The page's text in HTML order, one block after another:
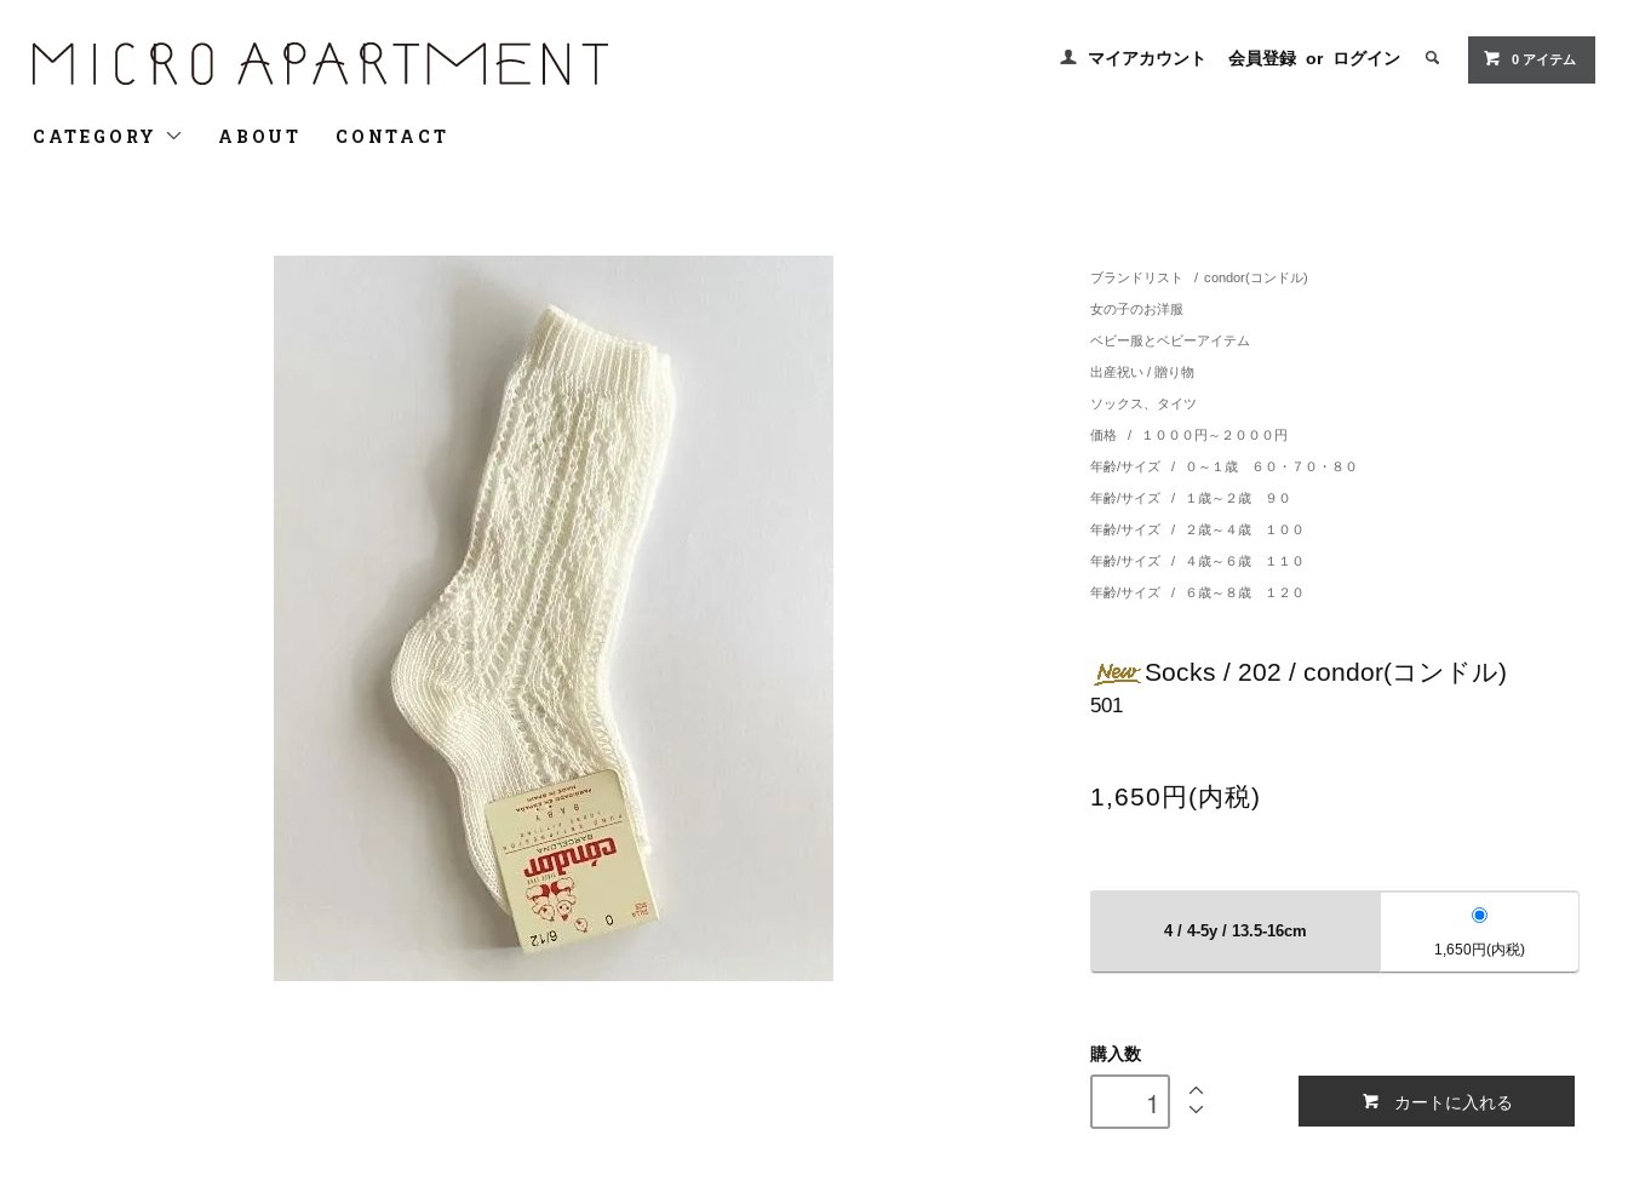
マイアカウント 会員登録 or ログイン 0 アイテム
CATEGORY ABOUT CONTACT
ブランドリスト / condor(コンドル)
女の子のお洋服
ベビー服とベビーアイテム
出産祝い / 贈り物
ソックス、タイツ
価格 / １０００円～２０００円
年齢/サイズ / ０～１歳 ６０・７０・８０
年齢/サイズ / １歳～２歳 ９０
年齢/サイズ / ２歳～４歳 １００
年齢/サイズ / ４歳～６歳 １１０
年齢/サイズ / ６歳～８歳 １２０
Socks / 202 / condor(コンドル)
501
1,650円(内税)
4 / 4-5y / 13.5-16cm
1,650円(内税)
購入数
カートに入れる